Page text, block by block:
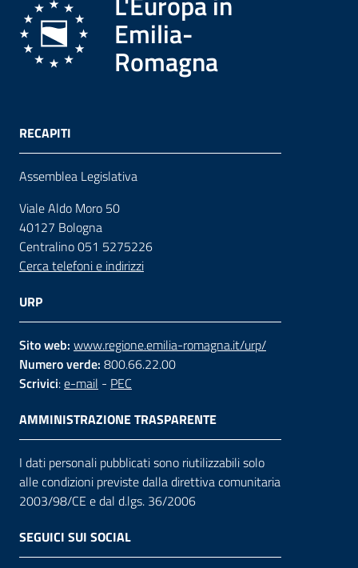
Emilia-
Romagna
RECAPITI
Assemblea Legislativa
Viale Aldo Moro 50
40127 Bologna
Centralino 051 5275226
Cerca telefoni e indirizzi
URP
Sito web: www.regione.emilia-romagna.it/urp/
Numero verde: 800.66.22.00
Scrivici:e-mail - PEC
AMMINISTRAZIONE TRASPARENTE
I dati personali pubblicati sono riutilizzabili solo
alle condizioni previste dalla direttiva comunitaria
2003/98/CE e dal d.lgs. 36/2006
SEGUICI SUI SOCIAL